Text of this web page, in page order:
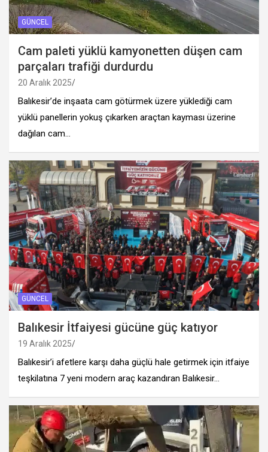
GÜNCEL
Cam paleti yüklü kamyonetten düşen cam
parçaları trafiği durdurdu
20 Aralık 2025
Balıkesir’de inşaata cam götürmek üzere yüklediği cam
yüklü panellerin yokuş çıkarken araçtan kayması üzerine
dağılan cam…
GÜNCEL
Balıkesir İtfaiyesi gücüne güç katıyor
19 Aralık 2025
Balıkesir’i afetlere karşı daha güçlü hale getirmek için itfaiye
teşkilatına 7 yeni modern araç kazandıran Balıkesir…